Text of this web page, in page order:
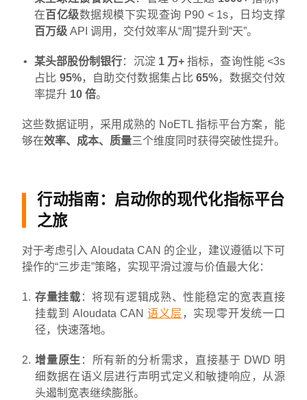
在百亿级数据规模下实现查询 P90 < 1s，日均支撑
百万级API 调用，交付效率从“周”提升到“天”。
某头部股份制银行：沉淀 1 万+ 指标，查询性能 <3s
占比 95%，自助交付数据集占比65%，数据交付效
率提升 10 倍。
这些数据证明，采用成熟的 NoETL 指标平台方案，能
够在效率、成本、质量三个维度同时获得突破性提升。
行动指南：启动你的现代化指标平台
之旅
对于考虑引入 Aloudata CAN 的企业，建议遵循以下可
操作的“三步走”策略，实现平滑过渡与价值最大化：
存量挂载 ：将现有逻辑成熟、性能稳定的宽表直接
挂载到 Aloudata CAN语义层 ，实现零开发统一口
径，快速落地。
增量原生 ：所有新的分析需求，直接基于 DWD 明
细数据在语义层进行声明式定义和敏捷响应，从源
头遏制宽表继续膨胀。